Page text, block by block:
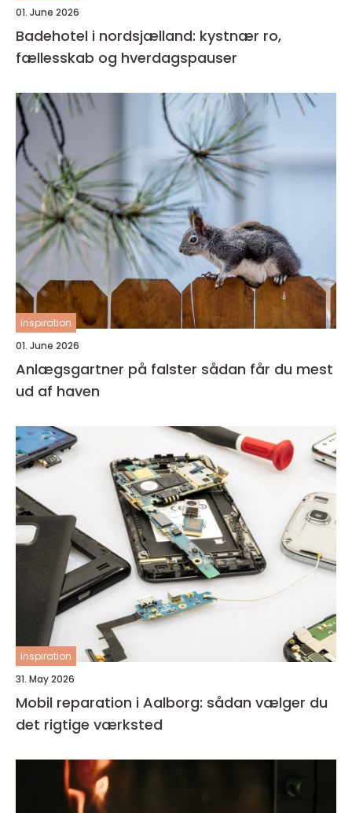
01. June 2026
Badehotel i nordsjælland: kystnær ro,
fællesskab og hverdagspauser
inspiration
01. June 2026
Anlægsgartner på falster sådan får du mest
ud af haven
inspiration
31. May 2026
Mobil reparation i Aalborg: sådan vælger du
det rigtige værksted